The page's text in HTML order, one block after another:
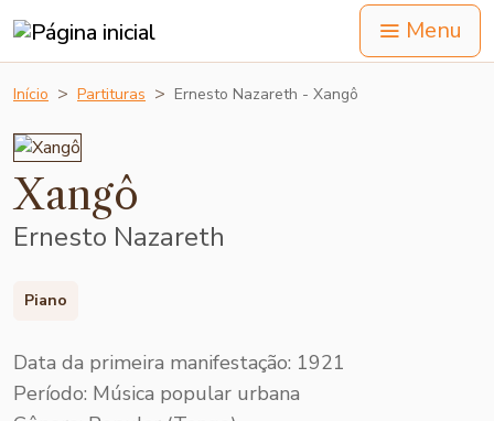
Menu
Início Partituras Ernesto Nazareth - Xangô
Xangô
Ernesto Nazareth
Piano
Data da primeira manifestação: 1921
Período: Música popular urbana